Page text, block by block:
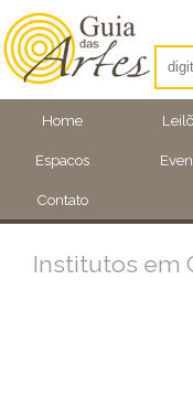
Home
Espacos
Contato
Institutos em